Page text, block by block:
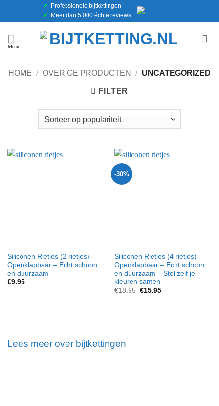
✔ Professionele bijtkettingen
✔ Meer dan 5.000 échte reviews
HOME / OVERIGE PRODUCTEN / UNCATEGORIZED
FILTER
Siliconen Rietjes (2 rietjes)-
Openklapbaar – Echt schoon
en duurzaam
€9.95
-30%
Siliconen Rietjes (4 rietjes) –
Openklapbaar – Echt schoon
en duurzaam – Stel zelf je
kleuren samen
€18.95 Oorspronkelijke
€15.95Huidige
Lees meer over bijtkettingen